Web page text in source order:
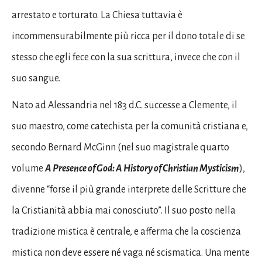
arrestato e torturato. La Chiesa tuttavia è
incommensurabilmente più ricca per il dono totale di se
stesso che egli fece con la sua scrittura, invece che con il
suo sangue.
Nato ad Alessandria nel 183 d.C. successe a Clemente, il
suo maestro, come catechista per la comunità cristiana e,
secondo Bernard McGinn (nel suo magistrale quarto
volumeA Presence of God: A History of Christian Mysticism),
divenne “forse il più grande interprete delle Scritture che
la Cristianità abbia mai conosciuto”. Il suo posto nella
tradizione mistica è centrale, e afferma che la coscienza
mistica non deve essere né vaga né scismatica. Una mente